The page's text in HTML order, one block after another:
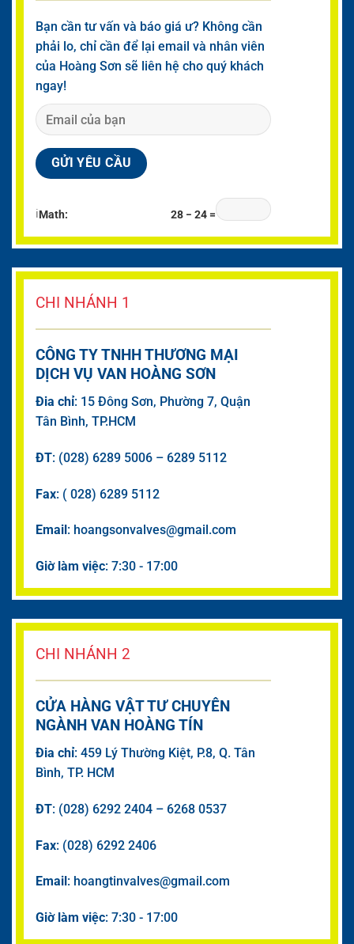
Bạn cần tư vấn và báo giá ư? Không cần
phải lo, chỉ cần để lại email và nhân viên
của Hoàng Sơn sẽ liên hệ cho quý khách
ngay!
ℹMath: 28 − 24 =
CHI NHÁNH 1
CÔNG TY TNHH THƯƠNG MẠI
DỊCH VỤ VAN HOÀNG SƠN
Đia chỉ: 15 Đông Sơn, Phường 7, Quận
Tân Bình, TP.HCM
ĐT: (028) 6289 5006 – 6289 5112
Fax: ( 028) 6289 5112
Email : hoangsonvalves@gmail.com
Giờ làm việc: 7:30 - 17:00
CHI NHÁNH 2
CỬA HÀNG VẬT TƯ CHUYÊN
NGÀNH VAN HOÀNG TÍN
Đia chỉ: 459 Lý Thường Kiệt, P.8, Q. Tân
Bình, TP. HCM
ĐT: (028) 6292 2404 – 6268 0537
Fax: (028) 6292 2406
Email : hoangtinvalves@gmail.com
Giờ làm việc: 7:30 - 17:00